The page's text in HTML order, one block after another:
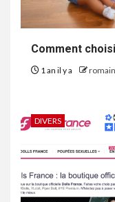
Comment
1 an il y a romain
DIVERS